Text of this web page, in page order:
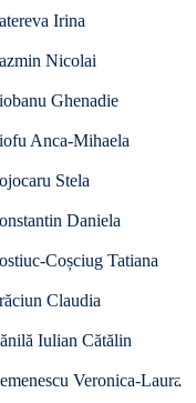
Irina
Nicolai
Ghenadie
Anca-Mihaela
Stela
Daniela
Coșciug Tatiana
Claudia
Iulian Cătălin
Veronica-Laura